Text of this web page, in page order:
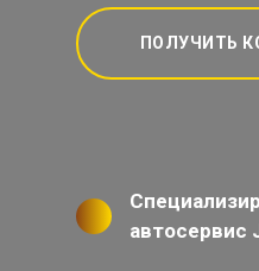
ПОЛУЧИТЬ
автосервис